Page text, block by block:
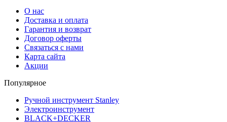
О нас
Доставка и оплата
Гарантия и возврат
Договор оферты
Связаться с нами
Карта сайта
Акции
Популярное
Ручной инструмент Stanley
Электроинструмент
BLACK+DECKER